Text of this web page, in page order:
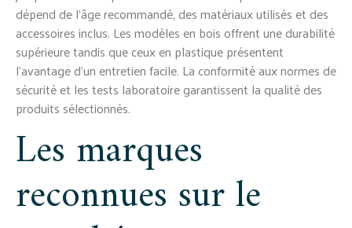
dépend de l'âge recommandé, des matériaux utilisés et des
accessoires inclus. Les modèles en bois offrent une durabilité
supérieure tandis que ceux en plastique présentent
l'avantage d'un entretien facile. La conformité aux normes de
sécurité et les tests laboratoire garantissent la qualité des
produits sélectionnés.
Les marques
reconnues sur le